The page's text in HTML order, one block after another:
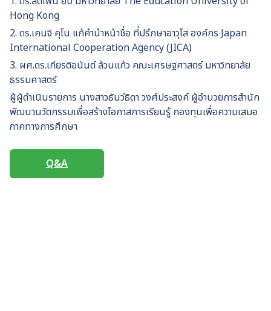
Hong Kong
2. ดร.เคนจิ คุโน แก้คำนำหน้าชื่อ ที่ปรึกษาอาวุโส องค์กร Japan
International Cooperation Agency (JICA)
3. ผศ.ดร.เกียรติอนันต์ ล้วนแก้ว คณะเศรษฐศาสตร์ มหาวิทยาลัย
ธรรมศาสตร์
ผู้ผู้ดำเนินรายการ นางสาวธันว์ธิดา วงศ์ประสงค์ ผู้อำนวยการสํานัก
พัฒนานวัตกรรมเพื่อสร้างโอกาสการเรียนรู้ กองทุนเพื่อความเสมอ
ภาคทางการศึกษา
Q&A